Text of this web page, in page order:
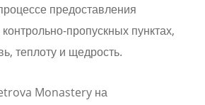
предоставления
пропускных пунктах,
теплоту и щедрость.
Monastery на